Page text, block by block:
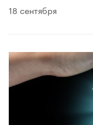
18 сентября